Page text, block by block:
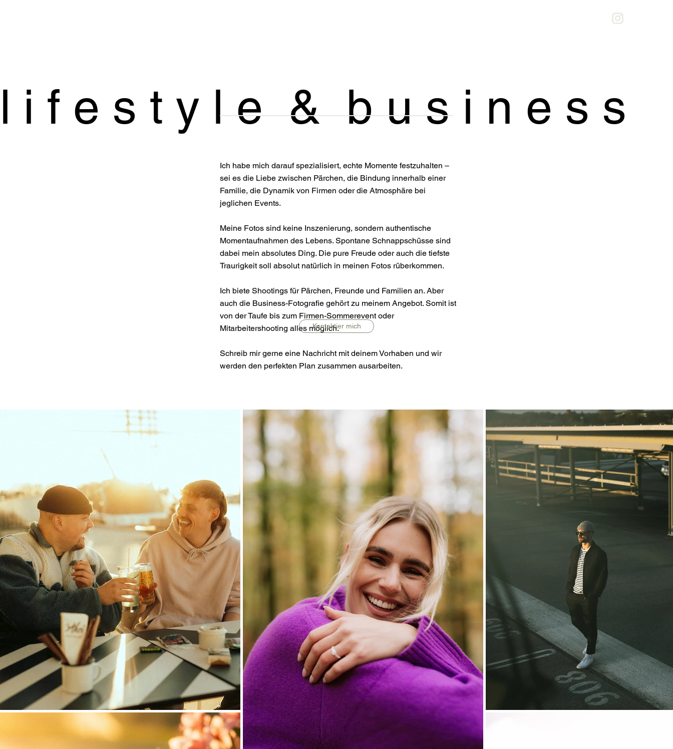
l i f e s t y l e & b u s i n e s s
Ich habe mich darauf spezialisiert, echte Momente festzuhalten –
sei es die Liebe zwischen Pärchen, die Bindung innerhalb einer
Familie, die Dynamik von Firmen oder die Atmosphäre bei
jeglichen Events.
Meine Fotos sind keine Inszenierung, sondern authentische
Momentaufnahmen des Lebens. Spontane Schnappschüsse sind
dabei mein absolutes Ding. Die pure Freude oder auch die tiefste
Traurigkeit soll absolut natürlich in meinen Fotos rüberkommen.
Ich biete Shootings für Pärchen, Freunde und Familien an. Aber
auch die Business-Fotografie gehört zu meinem Angebot. Somit ist
von der Taufe bis zum Firmen-Sommerevent oder
Mitarbeitershooting alles möglich.
Schreib mir gerne eine Nachricht mit deinem Vorhaben und wir
werden den perfekten Plan zusammen ausarbeiten.
Kontaktier mich